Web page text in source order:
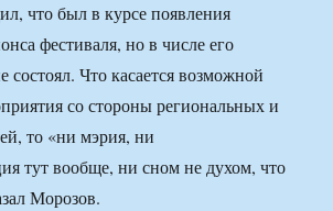
что был в курсе появления
фестиваля, но в числе его
состоял. Что касается возможной
со стороны региональных и
то «ни мэрия, ни
тут вообще, ни сном не духом, что
Морозов.